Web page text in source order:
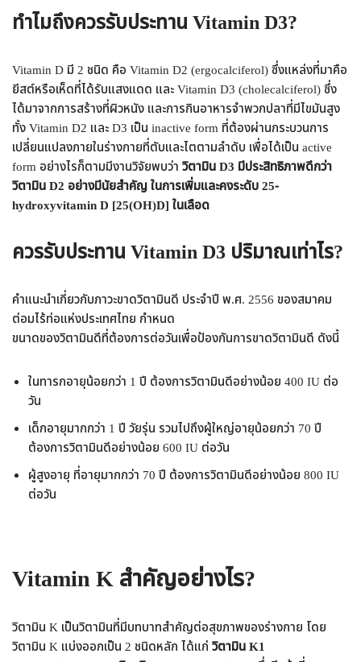
ทำไมถึงควรรับประทาน Vitamin D3?
Vitamin D มี 2 ชนิด คือ Vitamin D2 (ergocalciferol) ซึ่งแหล่งที่มาคือ
ยีสต์หรือเห็ดที่ได้รับแสงแดด และ Vitamin D3 (cholecalciferol) ซึ่ง
ได้มาจากการสร้างที่ผิวหนัง และการกินอาหารจำพวกปลาที่มีไขมันสูง
ทั้ง Vitamin D2 และ D3 เป็น inactive form ที่ต้องผ่านกระบวนการ
เปลี่ยนแปลงภายในร่างกายที่ตับและไตตามลำดับ เพื่อได้เป็น active
form อย่างไรก็ตามมีงานวิจัยพบว่า วิตามิน D3 มีประสิทธิภาพดีกว่า
วิตามิน D2 อย่างมีนัยสำคัญในการเพิ่มและคงระดับ25-
hydroxyvitamin D [25(OH)D] ในเลือด
ควรรับประทาน Vitamin D3 ปริมาณเท่าไร?
คำแนะนำเกี่ยวกับภาวะขาดวิตามินดี ประจำปี พ.ศ. 2556 ของสมาคม
ต่อมไร้ท่อแห่งประเทศไทย กำหนด
ขนาดของวิตามินดีที่ต้องการต่อวันเพื่อป้องกันการขาดวิตามินดี ดังนี้
ในทารกอายุน้อยกว่า 1 ปี ต้องการวิตามินดีอย่างน้อย 400 IU ต่อ
วัน
เด็กอายุมากกว่า 1 ปี วัยรุ่น รวมไปถึงผู้ใหญ่อายุน้อยกว่า 70 ปี
ต้องการวิตามินดีอย่างน้อย 600 IU ต่อวัน
ผู้สูงอายุ ที่อายุมากกว่า 70 ปี ต้องการวิตามินดีอย่างน้อย 800 IU
ต่อวัน
Vitamin K สำคัญอย่างไร?
วิตามิน K เป็นวิตามินที่มีบทบาทสำคัญต่อสุขภาพของร่างกาย โดย
วิตามิน K แบ่งออกเป็น 2 ชนิดหลัก ได้แก่ วิตามิน K1